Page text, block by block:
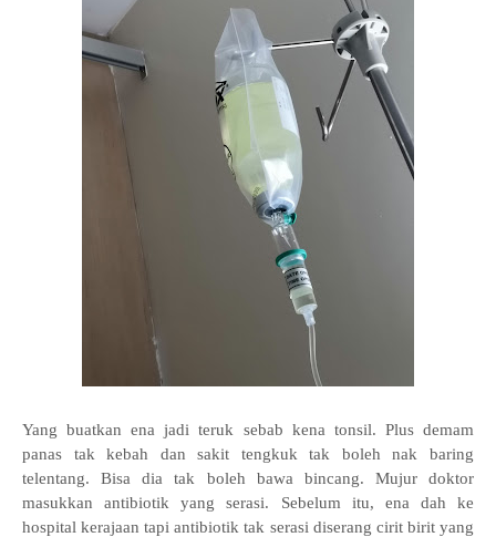
Yang buatkan ena jadi teruk sebab kena tonsil. Plus demam
panas tak kebah dan sakit tengkuk tak boleh nak baring
telentang. Bisa dia tak boleh bawa bincang. Mujur doktor
masukkan antibiotik yang serasi. Sebelum itu, ena dah ke
hospital kerajaan tapi antibiotik tak serasi diserang cirit birit yang